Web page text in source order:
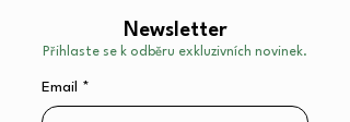
Newsletter
Přihlaste se k odběru exkluzivních novinek.
Email *